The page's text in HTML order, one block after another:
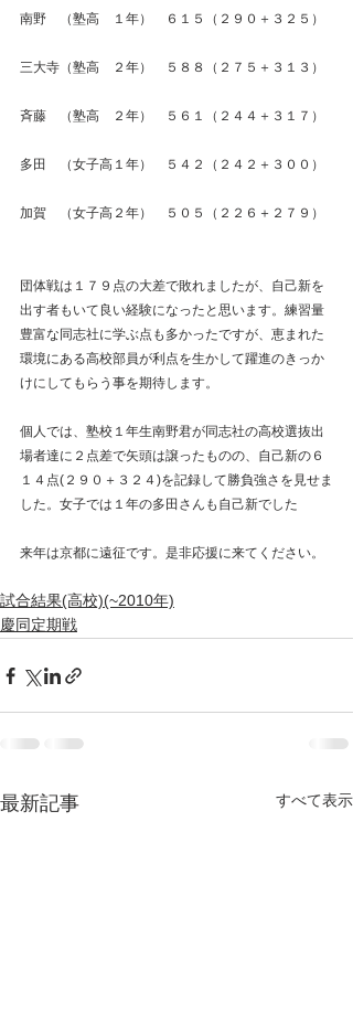
南野　（塾高　１年）　６１５（２９０＋３２５）
三大寺（塾高　２年）　５８８（２７５＋３１３）
斉藤　（塾高　２年）　５６１（２４４＋３１７）
多田　（女子高１年）　５４２（２４２＋３００）
加賀　（女子高２年）　５０５（２２６＋２７９）
団体戦は１７９点の大差で敗れましたが、自己新を
出す者もいて良い経験になったと思います。練習量
豊富な同志社に学ぶ点も多かったですが、恵まれた
環境にある高校部員が利点を生かして躍進のきっか
けにしてもらう事を期待します。
個人では、塾校１年生南野君が同志社の高校選抜出
場者達に２点差で矢頭は譲ったものの、自己新の６
１４点(２９０＋３２４)を記録して勝負強さを見せま
した。女子では１年の多田さんも自己新でした
来年は京都に遠征です。是非応援に来てください。
試合結果(高校)(~2010年)
慶同定期戦
最新記事 すべて表示